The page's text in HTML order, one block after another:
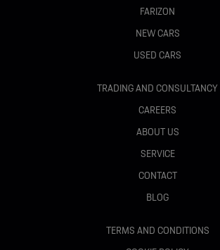
Uși cu servosoft (închidere automată soft-close)
Asistent parcare automat (Park Assist)
Capace oglinzi în negru / carbon
FARIZON
NEW CARS
USED CARS
TRADING AND CONSULTANCY
CAREERS
ABOUT US
SERVICE
CONTACT
BLOG
TERMS AND CONDITIONS